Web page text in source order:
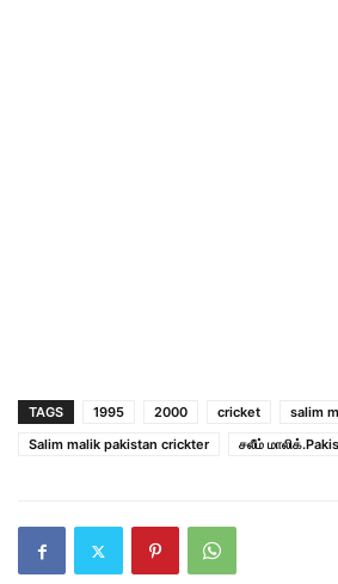
TAGS 1995 2000 cricket
salim
Salim malik pakistan crickter
சலீம்